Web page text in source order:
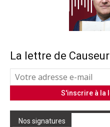
La lettre de Causeur
Nos signatures